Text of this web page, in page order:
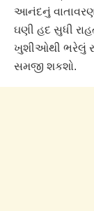
આનંદનું
ઘણી હદ સુધી
ખુશીઓથી ભરેલું
સમજી શકશો.